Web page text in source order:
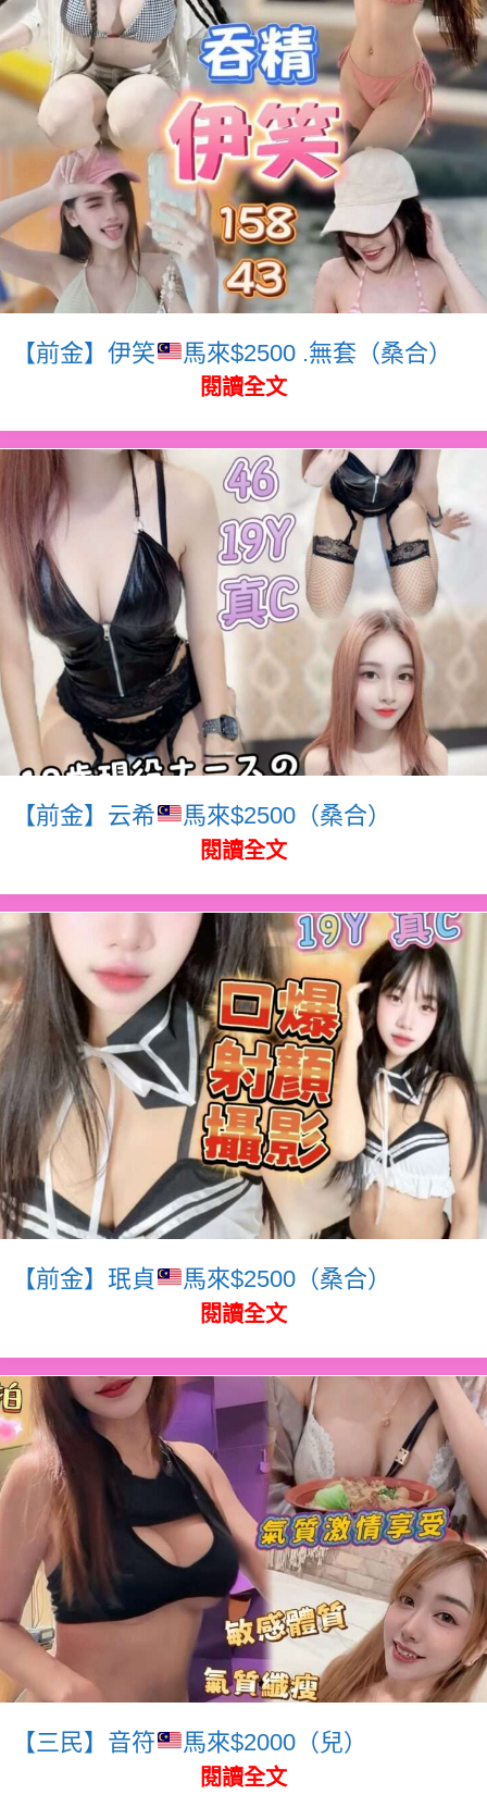
【前金】伊笑 馬來$2500 .無套（桑合）
閱讀全文
【前金】云希 馬來$2500（桑合）
閱讀全文
【前金】珉貞 馬來$2500（桑合）
閱讀全文
【三民】音符 馬來$2000（兒）
閱讀全文